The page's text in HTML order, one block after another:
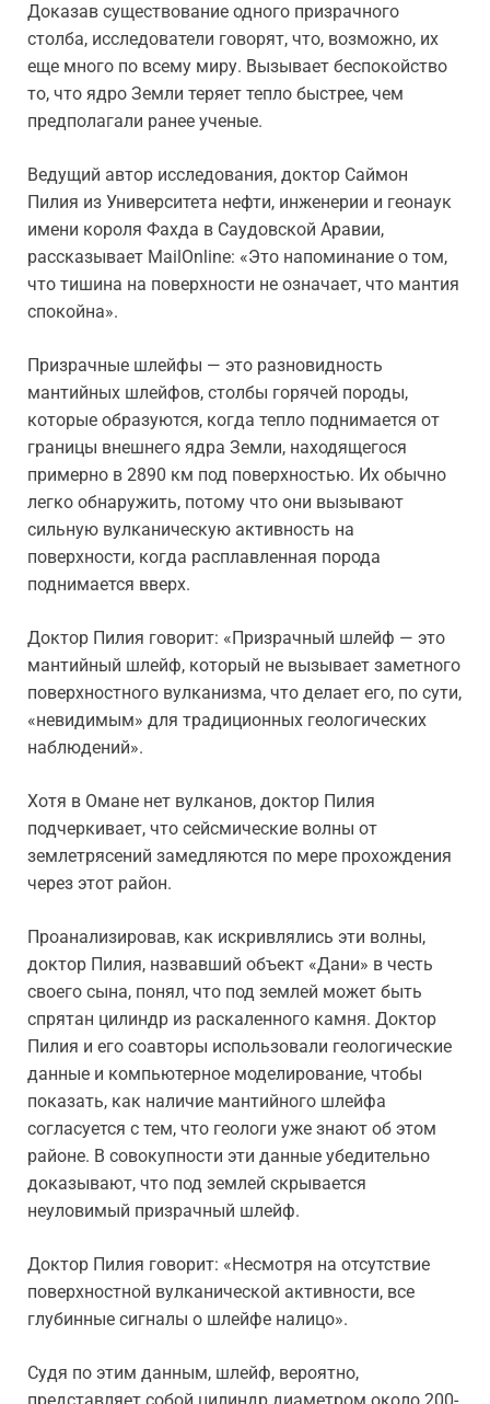
Доказав существование одного призрачного
столба, исследователи говорят, что, возможно, их
еще много по всему миру. Вызывает беспокойство
то, что ядро Земли теряет тепло быстрее, чем
предполагали ранее ученые.
Ведущий автор исследования, доктор Саймон
Пилия из Университета нефти, инженерии и геонаук
имени короля Фахда в Саудовской Аравии,
рассказывает MailOnline: «Это напоминание о том,
что тишина на поверхности не означает, что мантия
спокойна».
Призрачные шлейфы — это разновидность
мантийных шлейфов, столбы горячей породы,
которые образуются, когда тепло поднимается от
границы внешнего ядра Земли, находящегося
примерно в 2890 км под поверхностью. Их обычно
легко обнаружить, потому что они вызывают
сильную вулканическую активность на
поверхности, когда расплавленная порода
поднимается вверх.
Доктор Пилия говорит: «Призрачный шлейф — это
мантийный шлейф, который не вызывает заметного
поверхностного вулканизма, что делает его, по сути,
«невидимым» для традиционных геологических
наблюдений».
Хотя в Омане нет вулканов, доктор Пилия
подчеркивает, что сейсмические волны от
землетрясений замедляются по мере прохождения
через этот район.
Проанализировав, как искривлялись эти волны,
доктор Пилия, назвавший объект «Дани» в честь
своего сына, понял, что под землей может быть
спрятан цилиндр из раскаленного камня. Доктор
Пилия и его соавторы использовали геологические
данные и компьютерное моделирование, чтобы
показать, как наличие мантийного шлейфа
согласуется с тем, что геологи уже знают об этом
районе. В совокупности эти данные убедительно
доказывают, что под землей скрывается
неуловимый призрачный шлейф.
Доктор Пилия говорит: «Несмотря на отсутствие
поверхностной вулканической активности, все
глубинные сигналы о шлейфе налицо».
Судя по этим данным, шлейф, вероятно,